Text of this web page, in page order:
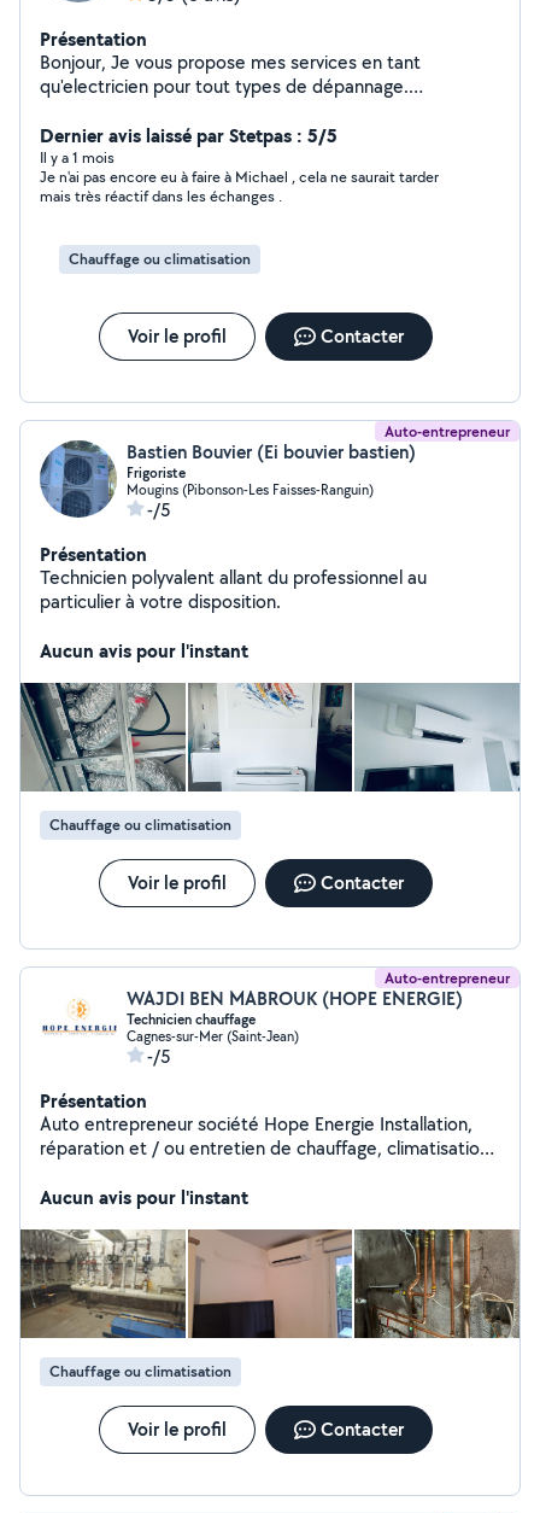
Présentation
Bonjour, Je vous propose mes services en tant
qu'electricien pour tout types de dépannage.
Bricoleur dans l'âme je pourrais vous rendre pas mal de
Dernier avis laissé par Stetpas : 5/5
Il y a 1 mois
Je n'ai pas encore eu à faire à Michael , cela ne saurait tarder
mais très réactif dans les échanges .
Chauffage ou climatisation
Voir le profil Contacter
Auto-entrepreneur
Bastien Bouvier (Ei bouvier bastien)
Frigoriste
Mougins (Pibonson-Les Faisses-Ranguin)
-/5
Présentation
Technicien polyvalent allant du professionnel au
particulier à votre disposition.
Aucun avis pour l'instant
Chauffage ou climatisation
Voir le profil Contacter
Auto-entrepreneur
WAJDI BEN MABROUK (HOPE ENERGIE)
Technicien chauffage
Cagnes-sur-Mer (Saint-Jean)
-/5
Présentation
Auto entrepreneur société Hope Energie Installation,
réparation et / ou entretien de chauffage, climatisation
Aucun avis pour l'instant
Chauffage ou climatisation
Voir le profil Contacter